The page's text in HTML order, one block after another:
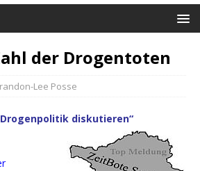
der Drogentoten
Lee Posse
diskutieren“